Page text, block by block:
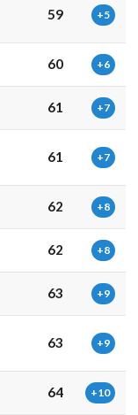
59 +5
60 +6
61 +7
61 +7
62 +8
62 +8
63 +9
63 +9
64 +10